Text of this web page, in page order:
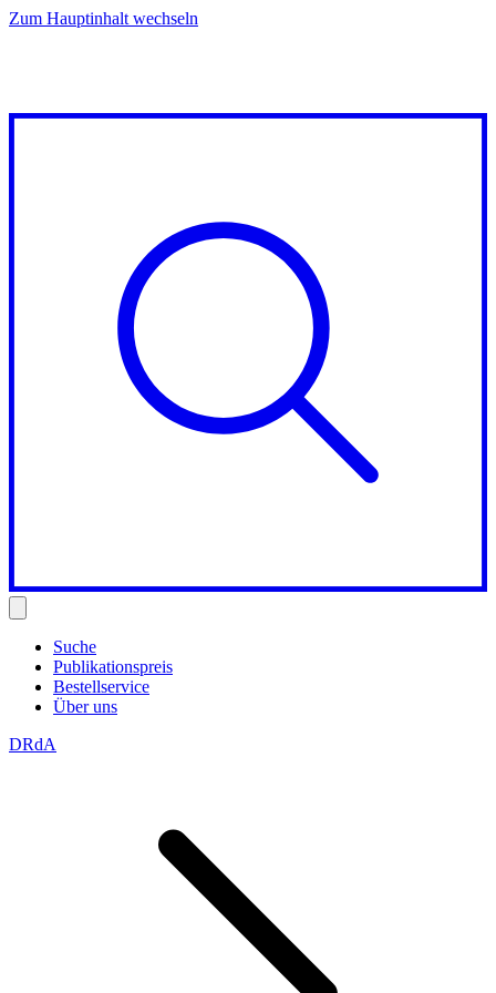
Zum Hauptinhalt wechseln
Suche
Publikationspreis
Bestellservice
Über uns
DRdA